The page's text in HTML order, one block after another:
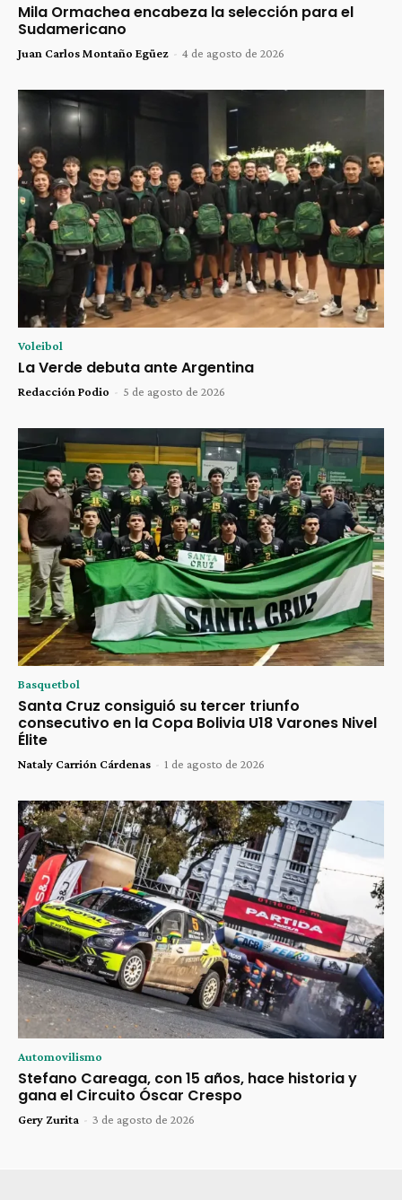
Mila Ormachea encabeza la selección para el
Sudamericano
Juan Carlos Montaño Egüez - 4 de agosto de 2026
Voleibol
La Verde debuta ante Argentina
Redacción Podio - 5 de agosto de 2026
Basquetbol
Santa Cruz consiguió su tercer triunfo
consecutivo en la Copa Bolivia U18 Varones Nivel
Élite
Nataly Carrión Cárdenas - 1 de agosto de 2026
Automovilismo
Stefano Careaga, con 15 años, hace historia y
gana el Circuito Óscar Crespo
Gery Zurita - 3 de agosto de 2026